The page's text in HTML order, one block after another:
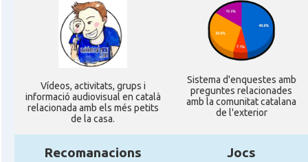
Ambaixada Ambaixada espanyola a França
* + ambaixades i consolats
Ví­deos, activitats, grups i
informació audiovisual en català
relacionada amb els més petits
de la casa.
Sistema d'enquestes amb
preguntes relacionades
amb la comunitat catalana
de l'exterior
Recomanacions Jocs